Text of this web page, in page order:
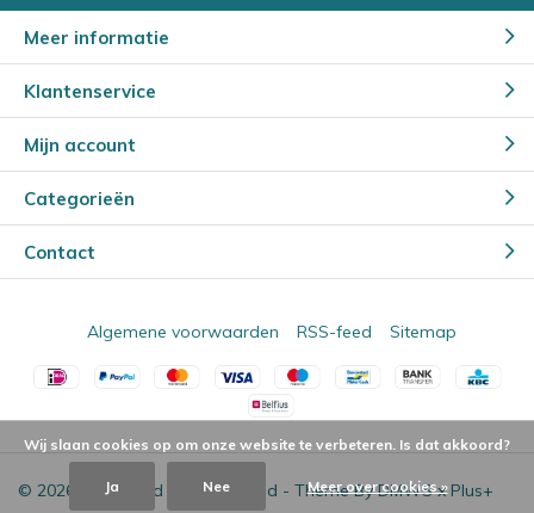
Meer informatie
Klantenservice
Mijn account
Categorieën
Contact
© 2026 - Powered by Lightspeed - Theme ByDMWSxPlus+
Algemene voorwaarden RSS-feed Sitemap
Wij slaan cookies op om onze website te verbeteren. Is dat akkoord?
Ja Nee Meer over cookies »